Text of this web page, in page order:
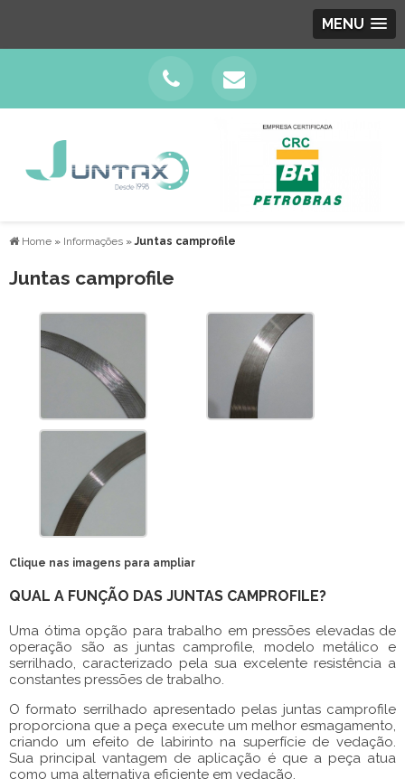
MENU
Home » Informações »Juntas camprofile
Juntas camprofile
Clique nas imagens para ampliar
QUAL A FUNÇÃO DAS JUNTAS CAMPROFILE?
Uma ótima opção para trabalho em pressões elevadas de
operação são as juntas camprofile, modelo metálico e
serrilhado, caracterizado pela sua excelente resistência a
constantes pressões de trabalho.
O formato serrilhado apresentado pelas juntas camprofile
proporciona que a peça execute um melhor esmagamento,
criando um efeito de labirinto na superfície de vedação.
Sua principal vantagem de aplicação é que a peça atua
como uma alternativa eficiente em vedação.